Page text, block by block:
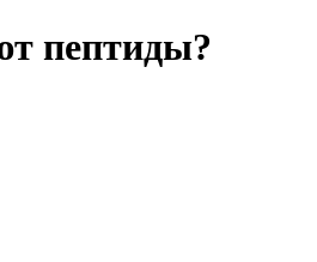
пептиды?